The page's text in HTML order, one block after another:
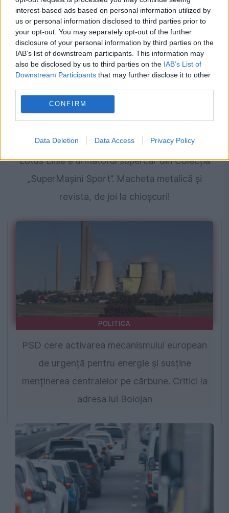
interest-based ads based on personal information utilized by
us or personal information disclosed to third parties prior to
your opt-out. You may separately opt-out of the further
disclosure of your personal information by third parties on the
IAB’s list of downstream participants. This information may
also be disclosed by us to third parties on the IAB’s List of
Downstream Participants that may further disclose it to other
CONFIRM
Data Deletion Data Access Privacy Policy
montană
SOCIAL
Lotus Elise e următorul supercar din Colecția
„SuperMașini Sport”. Macheta metalică și
revista, de joi la chioșcuri!
POLITICA
PSD cere activarea mecanismului european
de urgență pentru energie și susține
menținerea centralelor pe cărbune. Critici la
adresa lui Bolojan